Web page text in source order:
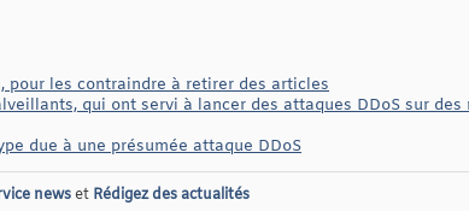
pour les contraindre à retirer des articles
qui ont servi à lancer des attaques DDoS sur des
due à une présumée attaque DDoS
newset Rédigez des actualités